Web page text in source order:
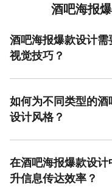
酒吧海报
酒吧海报爆款设计
视觉技巧？
案，如深色背景搭配霓虹
与活力感。其次，字体选
准宋体等常见字体，推荐
点等关键信息进行层级化
诸如鸡尾酒杯、唱片、霓
实素材，能极大地增强海
提供了海量的此类专业素
如何为不同类型的
设计风格？
和科技感，可使用赛博朋
机械元素，搭配冷色调和
风格则应转向复古与奢华
在酒吧海报爆款设
升信息传达效率？